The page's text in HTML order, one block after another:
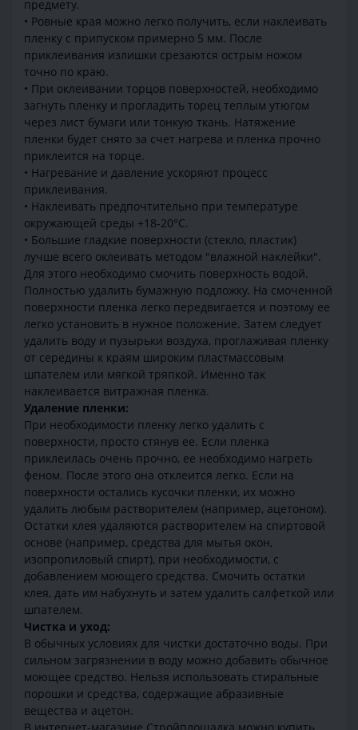
предмету.
• Ровные края можно легко получить, если наклеивать
пленку с припуском примерно 5 мм. После
приклеивания излишки срезаются острым ножом
точно по краю.
• При оклеивании торцов поверхностей, необходимо
загнуть пленку и прогладить торец теплым утюгом
через лист бумаги или тонкую ткань. Натяжение
пленки будет снято за счет нагрева и пленка прочно
приклеится на торце.
• Нагревание и давление ускоряют процесс
приклеивания.
• Наклеивать предпочтительно при температуре
окружающей среды +18-20°С.
• Большие гладкие поверхности (стекло, пластик)
лучше всего оклеивать методом "влажной наклейки".
Для этого необходимо смочить поверхность водой.
Полностью удалить бумажную подложку. На смоченной
поверхности пленка легко передвигается и поэтому ее
легко установить в нужное положение. Затем следует
удалить воду и пузырьки воздуха, проглаживая пленку
от середины к краям широким пластмассовым
шпателем или мягкой тряпкой. Именно так
наклеивается витражная пленка.
Удаление пленки:
При необходимости пленку легко удалить с
поверхности, просто стянув ее. Если пленка
приклеилась очень прочно, ее необходимо нагреть
феном. После этого она отклеится легко. Если на
поверхности остались кусочки пленки, их можно
удалить любым растворителем (например, ацетоном).
Остатки клея удаляются растворителем на спиртовой
основе (например, средства для мытья окон,
изопропиловый спирт), при необходимости, с
добавлением моющего средства. Смочить остатки
клея, дать им набухнуть и затем удалить салфеткой или
шпателем.
Чистка и уход:
В обычных условиях для чистки достаточно воды. При
сильном загрязнении в воду можно добавить обычное
моющее средство. Нельзя использовать стиральные
порошки и средства, содержащие абразивные
вещества и ацетон.